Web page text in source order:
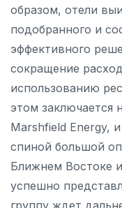
образом, отели
подобранного и
эффективного
сокращение
использованию
этом заключается
Marshfield Energy,
спиной большой
Ближнем Востоке
успешно
группу ждет